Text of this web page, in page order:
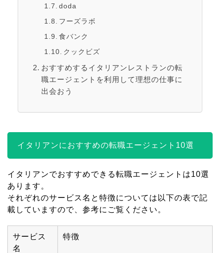
doda
フーズラボ
食バンク
クックビズ
おすすめするイタリアンレストランの転
職エージェントを利用して理想の仕事に
出会おう
イタリアンにおすすめの転職エージェント10選
イタリアンでおすすめできる転職エージェントは10選
あります。
それぞれのサービス名と特徴については以下の表で記
載していますので、参考にご覧ください。
サービス
名
特徴